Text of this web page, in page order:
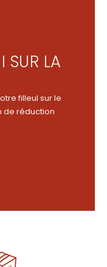
SUR LA
filleul sur le
de réduction